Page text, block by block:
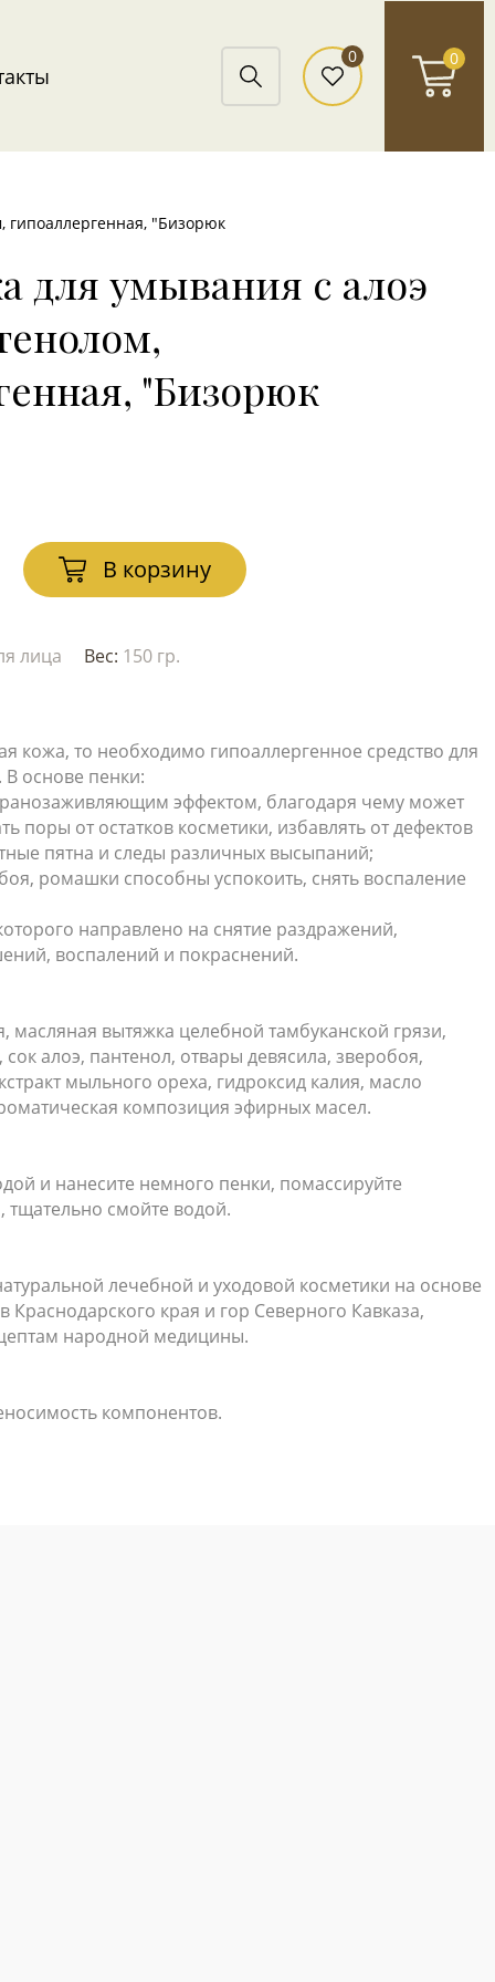
0 0
гипоаллергенная, "Бизорюк
для умывания с алоэ
"Бизорюк
В корзину
лица Вес: 150 гр.
кожа, то необходимо гипоаллергенное средство для
основе пенки:
ранозаживляющим эффектом, благодаря чему может
поры от остатков косметики, избавлять от дефектов
пятна и следы различных высыпаний;
ромашки способны успокоить, снять воспаление
направлено на снятие раздражений,
воспалений и покраснений.
масляная вытяжка целебной тамбуканской грязи,
сок алоэ, пантенол, отвары девясила, зверобоя,
мыльного ореха, гидроксид калия, масло
композиция эфирных масел.
и нанесите немного пенки, помассируйте
смойте водой.
лечебной и уходовой косметики на основе
края и гор Северного Кавказа,
народной медицины.
компонентов.